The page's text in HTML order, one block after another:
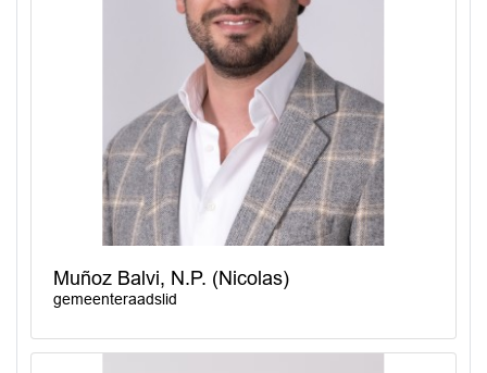
Muñoz Balvi, N.P. (Nicolas)
gemeenteraadslid